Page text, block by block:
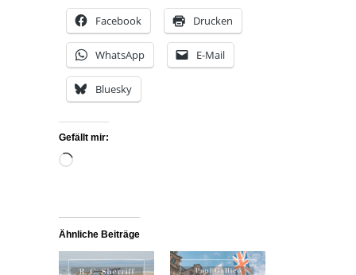
Facebook Drucken
WhatsApp E-Mail
Bluesky
Gefällt mir:
Wird
Ähnliche Beiträge